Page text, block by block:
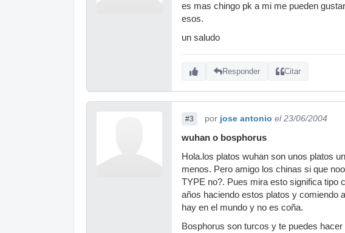
es mas chingo pk a mi me pueden
esos.
un saludo
Responder Citar
#3 por jose antonio el 23/06/2004
wuhan o bosphorus
Hola.los platos wuhan son unos platos
menos. Pero amigo los chinas si que
TYPE no?. Pues mira esto significa tipo
años haciendo estos platos y comiendo
hay en el mundo y no es coña.
Bosphorus son turcos y te puedes